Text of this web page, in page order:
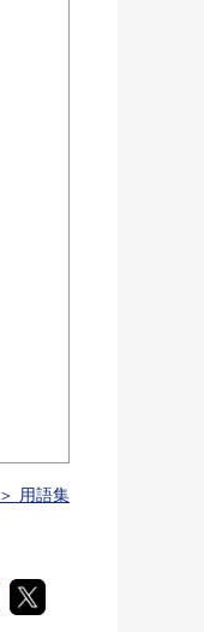
＞ 用語集